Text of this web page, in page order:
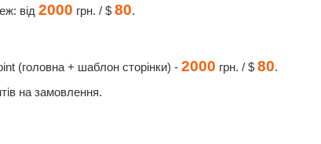
від 2000 грн. / $ 80.
(головна + шаблон сторінки) - 2000 грн. / $ 80.
на замовлення.